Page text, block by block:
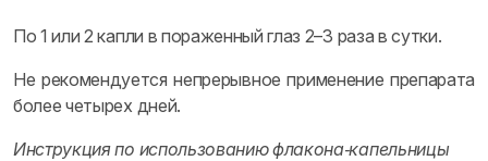
По 1 или 2 капли в пораженный глаз 2–3 раза в сутки.
Не рекомендуется непрерывное применение препарата
более четырех дней.
Инструкция по использованию флакона‑капельницы